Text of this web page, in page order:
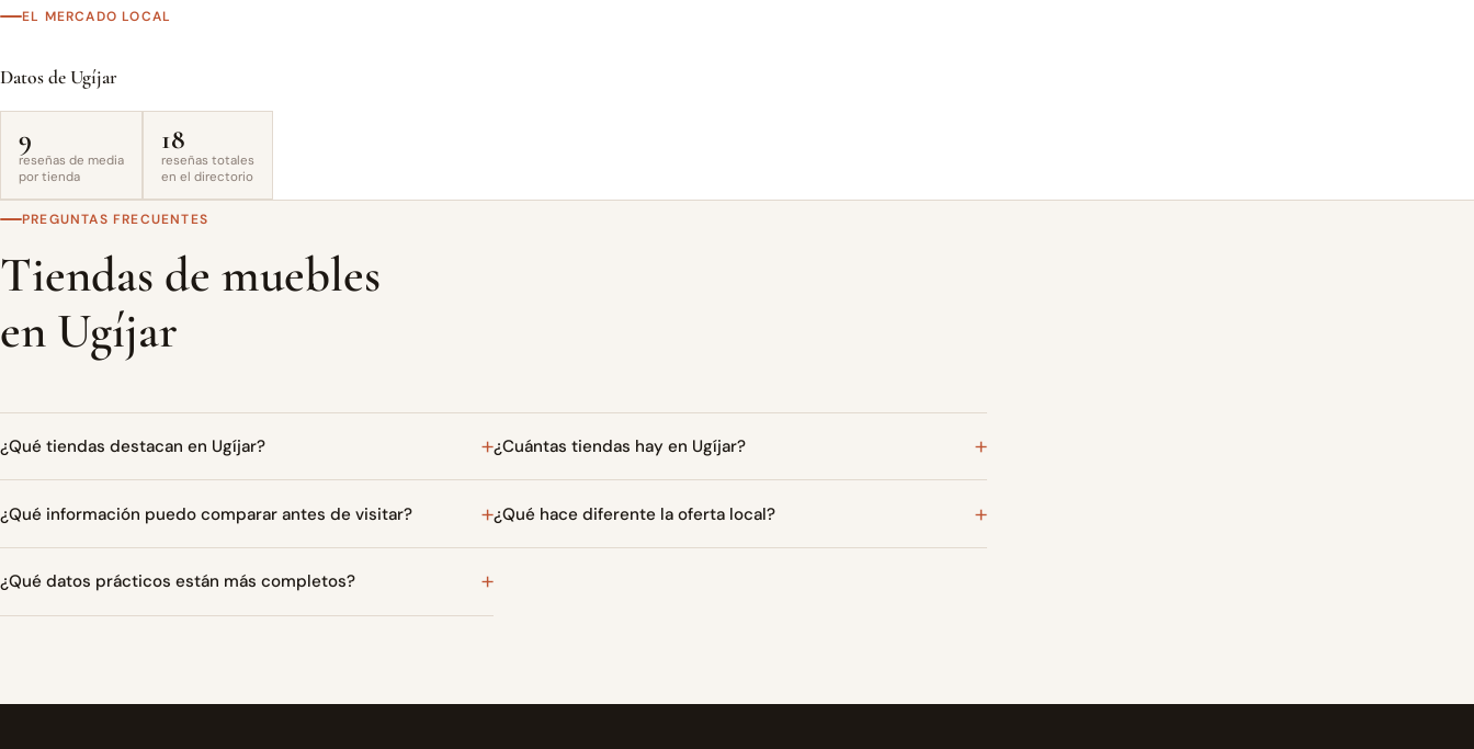
EL MERCADO LOCAL
Datos de Ugíjar
9
reseñas de media
por tienda
18
reseñas totales
en el directorio
PREGUNTAS FRECUENTES
Tiendas de muebles
en Ugíjar
¿Qué tiendas destacan en Ugíjar? ¿Cuántas tiendas hay en Ugíjar?
¿Qué información puedo comparar antes de visitar? ¿Qué hace diferente la oferta local?
¿Qué datos prácticos están más completos?